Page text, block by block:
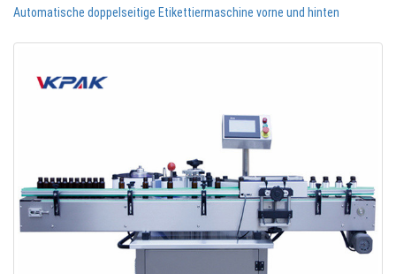
Automatische doppelseitige Etikettiermaschine vorne und hinten